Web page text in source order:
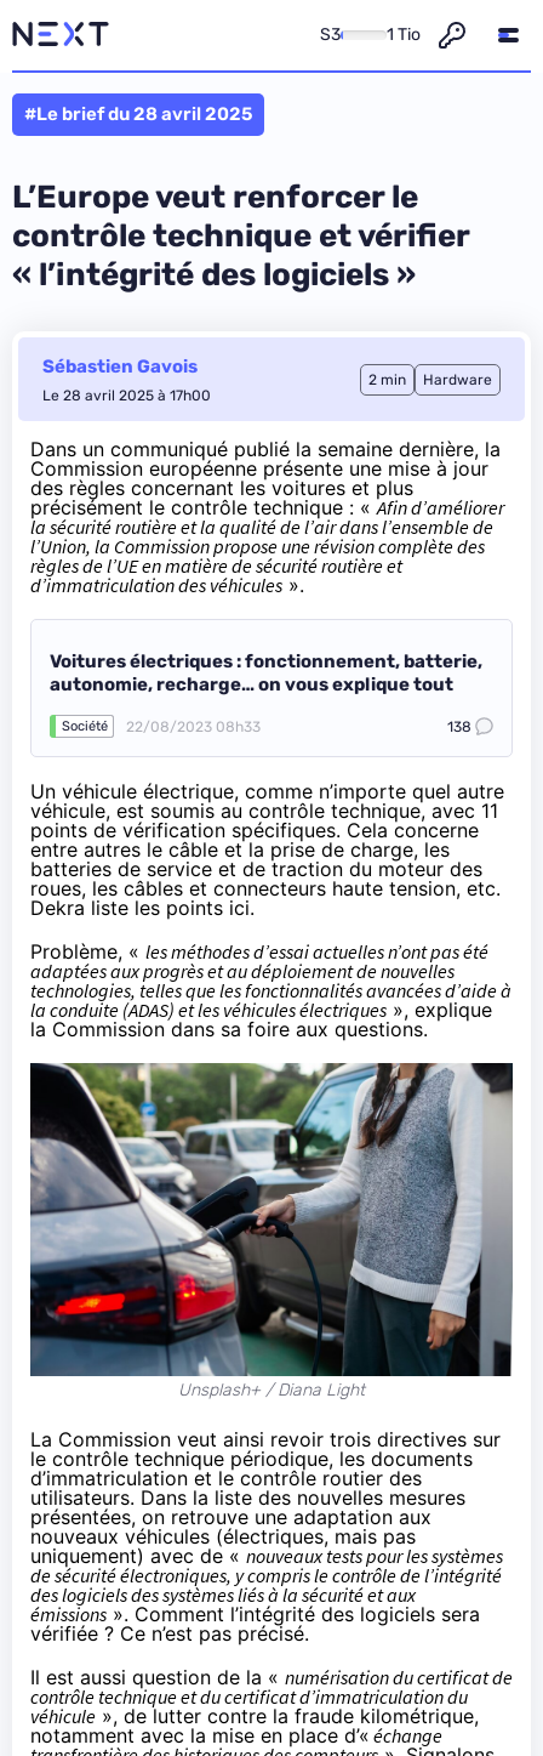
S3 1 Tio
#Le brief du 28 avril 2025
L’Europe veut renforcer le
contrôle technique et vérifier
« l’intégrité des logiciels »
Sébastien Gavois
Le 28 avril 2025 à 17h00
2 min Hardware
Dans un communiqué publié la semaine dernière, la
Commission européenne présente une mise à jour
des règles concernant les voitures et plus
précisément le contrôle technique : «Afin d’améliorer
la sécurité routière et la qualité de l’air dans l’ensemble de
l’Union, la Commission propose une révision complète des
règles de l’UE en matière de sécurité routière et
d’immatriculation des véhicules ».
Voitures électriques : fonctionnement, batterie,
autonomie, recharge… on vous explique tout
Société 22/08/2023 08h33 138
Un véhicule électrique, comme n’importe quel autre
véhicule, est soumis au contrôle technique, avec 11
points de vérification spécifiques. Cela concerne
entre autres le câble et la prise de charge, les
batteries de service et de traction du moteur des
roues, les câbles et connecteurs haute tension, etc.
Dekra liste les points ici.
Problème, « les méthodes d’essai actuelles n’ont pas été
adaptées aux progrès et au déploiement de nouvelles
technologies, telles que les fonctionnalités avancées d’aide à
la conduite (ADAS) et les véhicules électriques », explique
la Commission dans sa foire aux questions.
Unsplash+ / Diana Light
La Commission veut ainsi revoir trois directives sur
le contrôle technique périodique, les documents
d’immatriculation et le contrôle routier des
utilisateurs. Dans la liste des nouvelles mesures
présentées, on retrouve une adaptation aux
nouveaux véhicules (électriques, mais pas
uniquement) avec de « nouveaux tests pour les systèmes
de sécurité électroniques, y compris le contrôle de l’intégrité
des logiciels des systèmes liés à la sécurité et aux
émissions ». Comment l’intégrité des logiciels sera
vérifiée ? Ce n’est pas précisé.
Il est aussi question de la « numérisation du certificat de
contrôle technique et du certificat d’immatriculation du
véhicule », de lutter contre la fraude kilométrique,
notamment avec la mise en place d’« échange